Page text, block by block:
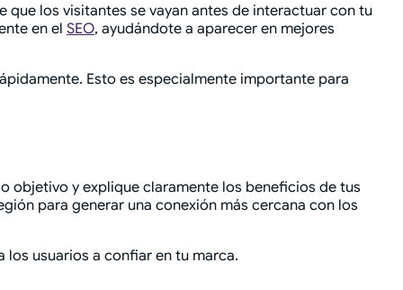
que los visitantes se vayan antes de interactuar con tu
en el SEO, ayudándote a aparecer en mejores
Esto es especialmente importante para
objetivo y explique claramente los beneficios de tus
para generar una conexión más cercana con los
usuarios a confiar en tu marca.